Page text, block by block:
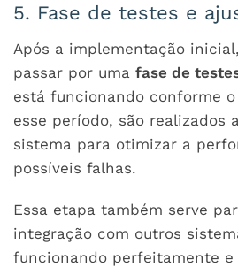
5. Fase de testes e
Após a implementação
passar por uma fase de
está funcionando conforme
esse período, são realizados
sistema para otimizar a
possíveis falhas.
Essa etapa também serve
integração com outros
funcionando perfeitamente e